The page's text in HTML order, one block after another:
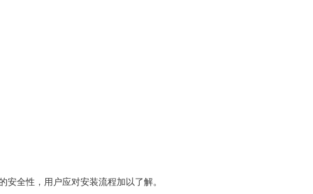
全性，用户应对安装流程加以了解。